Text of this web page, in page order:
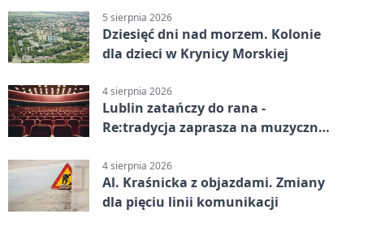
5 sierpnia 2026
Dziesięć dni nad morzem. Kolonie
dla dzieci w Krynicy Morskiej
4 sierpnia 2026
Lublin zatańczy do rana -
Re:tradycja zaprasza na muzyczną
4 sierpnia 2026
Al. Kraśnicka z objazdami. Zmiany
dla pięciu linii komunikacji